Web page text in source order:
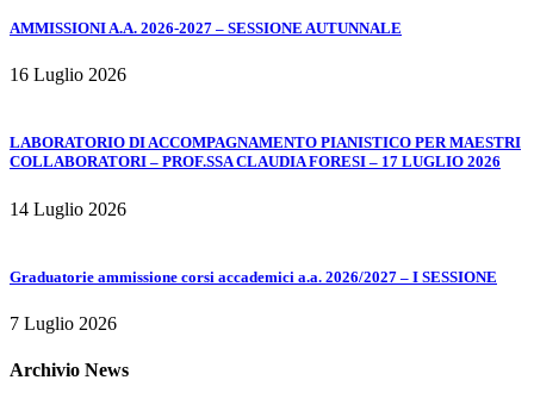
AMMISSIONI A.A. 2026-2027 – SESSIONE AUTUNNALE
16 Luglio 2026
LABORATORIO DI ACCOMPAGNAMENTO PIANISTICO PER MAESTRI
COLLABORATORI – PROF.SSA CLAUDIA FORESI – 17 LUGLIO 2026
14 Luglio 2026
Graduatorie ammissione corsi accademici a.a. 2026/2027 – I SESSIONE
7 Luglio 2026
Archivio News